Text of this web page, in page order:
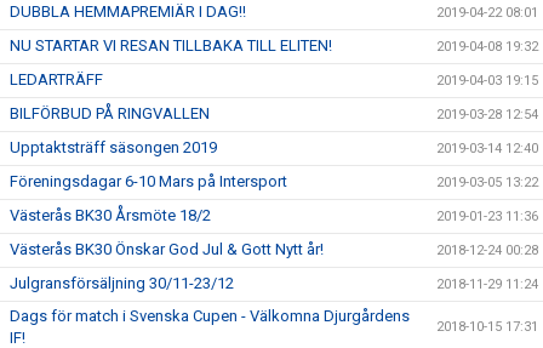
DUBBLA HEMMAPREMIÄR I DAG!! 2019-04-22 08:01
NU STARTAR VI RESAN TILLBAKA TILL ELITEN! 2019-04-08 19:32
LEDARTRÄFF 2019-04-03 19:15
BILFÖRBUD PÅ RINGVALLEN 2019-03-28 12:54
Upptaktsträff säsongen 2019 2019-03-14 12:40
Föreningsdagar 6-10 Mars på Intersport 2019-03-05 13:22
Västerås BK30 Årsmöte 18/2 2019-01-23 11:36
Västerås BK30 Önskar God Jul & Gott Nytt år! 2018-12-24 00:28
Julgransförsäljning 30/11-23/12 2018-11-29 11:24
Dags för match i Svenska Cupen - Välkomna Djurgårdens
IF!
2018-10-15 17:31